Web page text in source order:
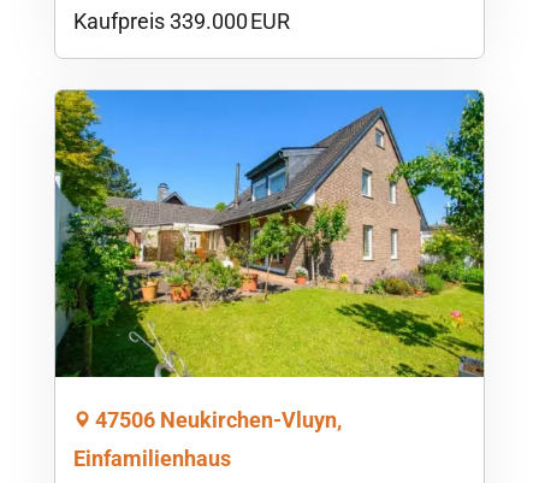
Kaufpreis 339.000 EUR
47506 Neukirchen-Vluyn,
Einfamilienhaus